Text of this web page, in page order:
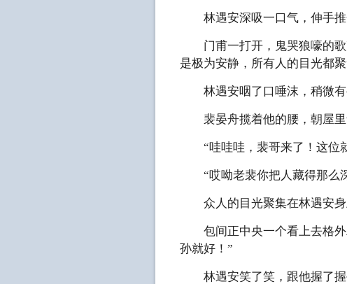
林遇安深吸一口气，伸手推
门甫一打开，鬼哭狼嚎的歌
是极为安静，所有人的目光都聚
林遇安咽了口唾沫，稍微有
裴晏舟揽着他的腰，朝屋里
“哇哇哇，裴哥来了！这位
“哎呦老裴你把人藏得那么
众人的目光聚集在林遇安身
包间正中央一个看上去格外
孙就好！”
林遇安笑了笑，跟他握了握